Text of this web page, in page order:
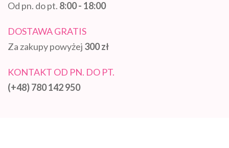
Od pn. do pt. 8:00 - 18:00
DOSTAWA GRATIS
Za zakupy powyżej 300 zł
KONTAKT OD PN. DO PT.
(+48) 780 142 950